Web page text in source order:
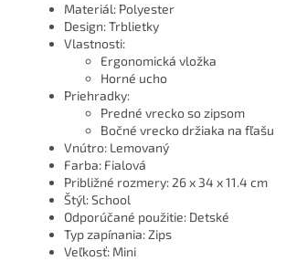
Materiál: Polyester
Design: Trblietky
Vlastnosti:
Ergonomická vložka
Horné ucho
Priehradky:
Predné vrecko so zipsom
Bočné vrecko držiaka na fľašu
Vnútro: Lemovaný
Farba: Fialová
Približné rozmery: 26 x 34 x 11.4 cm
Štýl: School
Odporúčané použitie: Detské
Typ zapínania: Zips
Veľkosť: Mini